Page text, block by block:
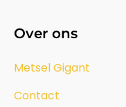
Over ons
Metsel Gigant
Contact